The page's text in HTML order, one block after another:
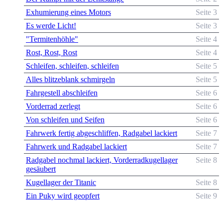
Seite 3
Exhumierung eines Motors
Seite 3
Es werde Licht!
Seite 4
"Termitenhöhle"
Seite 4
Rost, Rost, Rost
Seite 5
Schleifen, schleifen, schleifen
Seite 5
Alles blitzeblank schmirgeln
Seite 6
Fahrgestell abschleifen
Seite 6
Vorderrad zerlegt
Seite 6
Von schleifen und Seifen
Seite 7
Fahrwerk fertig abgeschliffen, Radgabel lackiert
Seite 7
Fahrwerk und Radgabel lackiert
Seite 8
Radgabel nochmal lackiert, Vorderradkugellager
gesäubert
Seite 8
Kugellager der Titanic
Seite 9
Ein Puky wird geopfert